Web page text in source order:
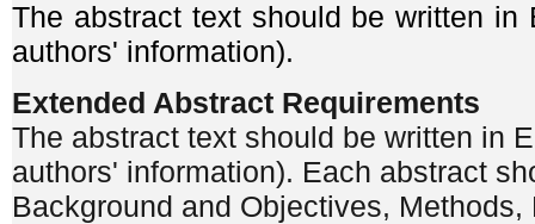
The abstract text should be written
authors' information).
Extended Abstract Requirements
The abstract text should be written in
authors' information). Each abstract
Background and Objectives,